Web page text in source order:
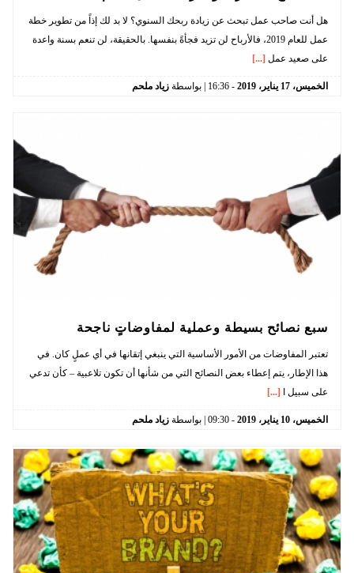
هل أنت صاحب عمل تبحث عن زيادة ربحك السنوي؟ لا بد لك إذاً من تطوير خطة
عمل للعام 2019، فالأرباح لن تزيد فجأةً بنفسها. بالحقيقة، لن تنعم بسنة واعدة
على صعيد عمل [...]
الخميس، 17 يناير، 2019
-
16:36 | بواسطة زياد ملحم
سبع نصائح بسيطة وعملية لمفاوضاتٍ ناجحة
تعتبر المفاوضات من الأمور الأساسية التي ينبغي إتقانها في أي عملٍ كان. في
هذا الإطار، يتم إعطاء بعض النصائح التي من شأنها أن تكون تلاعبية – كأن تدعي
على سبيل ا
[...]
الخميس، 10 يناير، 2019
-
09:30 | بواسطة زياد ملحم